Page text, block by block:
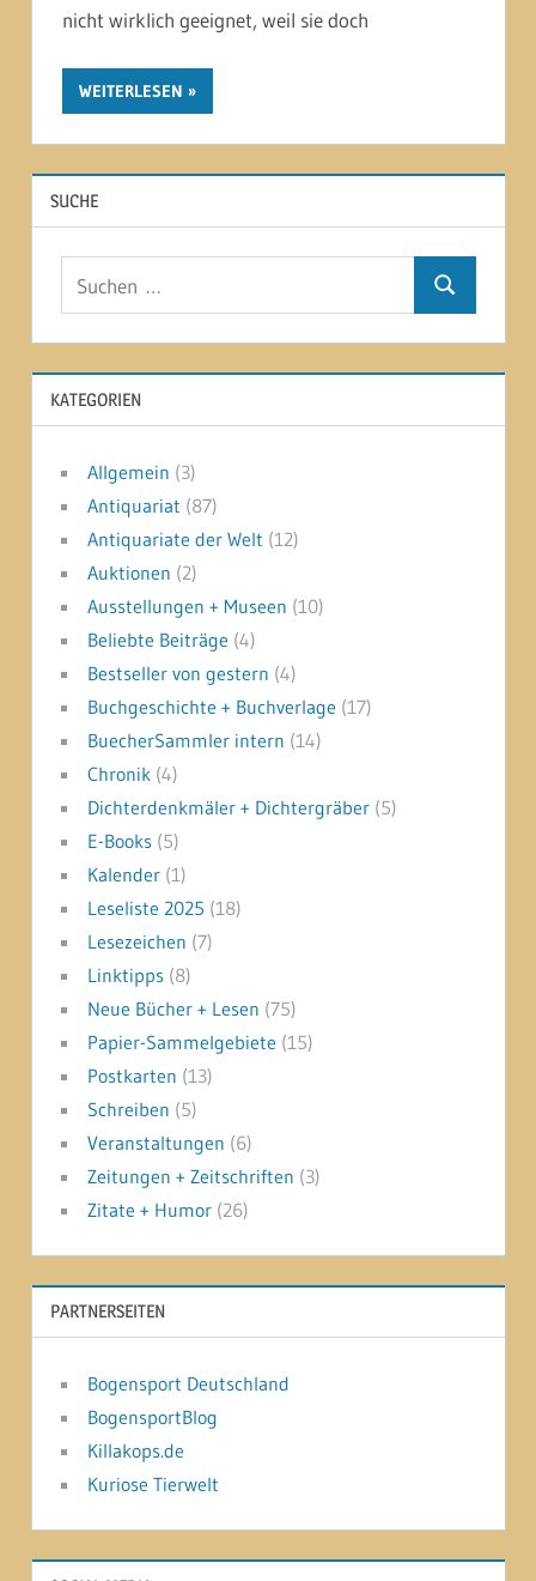
nicht wirklich geeignet, weil sie doch
WEITERLESEN
SUCHE
Suchen
KATEGORIEN
Allgemein (3)
Antiquariat (87)
Antiquariate der Welt (12)
Auktionen (2)
Ausstellungen + Museen (10)
Beliebte Beiträge (4)
Bestseller von gestern (4)
Buchgeschichte + Buchverlage (17)
BuecherSammler intern (14)
Chronik(4)
Dichterdenkmäler + Dichtergräber(5)
E-Books(5)
Kalender(1)
Leseliste 2025 (18)
Lesezeichen (7)
Linktipps(8)
Neue Bücher + Lesen (75)
Papier-Sammelgebiete (15)
Postkarten (13)
Schreiben (5)
Veranstaltungen (6)
Zeitungen + Zeitschriften (3)
Zitate + Humor(26)
PARTNERSEITEN
Bogensport Deutschland
BogensportBlog
Killakops.de
Kuriose Tierwelt